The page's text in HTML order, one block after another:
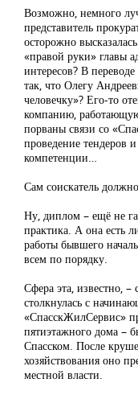
Возможно, немного
представитель
осторожно
«правой руки» главы
интересов? В
так, что Олегу
человечку»? Его-то
компанию,
порваны связи со
проведение тендеров
компетенции…
Сам соискатель
Ну, диплом – ещё не
практика. А она есть
работы бывшего
всем по порядку.
Сфера эта, известно,
столкнулась с
«СпасскЖилСервис»
пятиэтажного дома –
Спасском. После
хозяйствования оно
местной власти.